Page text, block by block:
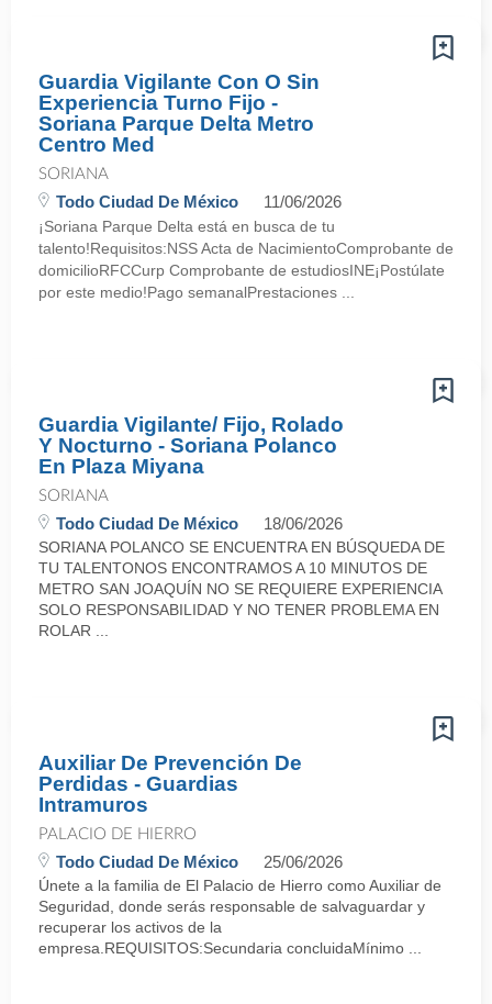
Guardia Vigilante Con O Sin
Experiencia Turno Fijo -
Soriana Parque Delta Metro
Centro Med
SORIANA
Todo Ciudad De México 11/06/2026
¡Soriana Parque Delta está en busca de tu
talento!Requisitos:NSS Acta de NacimientoComprobante de
domicilioRFCCurp Comprobante de estudiosINE¡Postúlate
por este medio!Pago semanalPrestaciones ...
Guardia Vigilante/ Fijo, Rolado
Y Nocturno - Soriana Polanco
En Plaza Miyana
SORIANA
Todo Ciudad De México 18/06/2026
SORIANA POLANCO SE ENCUENTRA EN BÚSQUEDA DE
TU TALENTONOS ENCONTRAMOS A 10 MINUTOS DE
METRO SAN JOAQUÍN NO SE REQUIERE EXPERIENCIA
SOLO RESPONSABILIDAD Y NO TENER PROBLEMA EN
ROLAR ...
Auxiliar De Prevención De
Perdidas - Guardias
Intramuros
PALACIO DE HIERRO
Todo Ciudad De México 25/06/2026
Únete a la familia de El Palacio de Hierro como Auxiliar de
Seguridad, donde serás responsable de salvaguardar y
recuperar los activos de la
empresa.REQUISITOS:Secundaria concluidaMínimo ...